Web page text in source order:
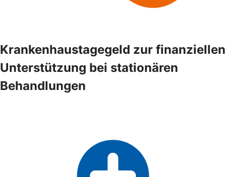
Krankenhaustagegeld zur finanziellen
Unterstützung bei stationären
Behandlungen